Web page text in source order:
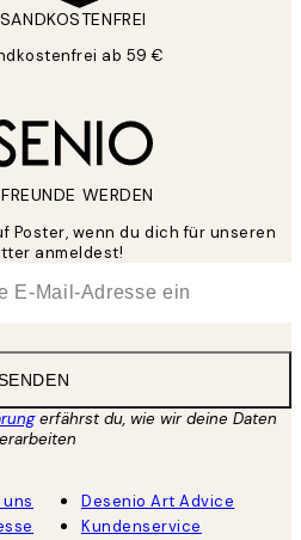
ab 59 €
WERDEN
Poster, wenn du dich für unseren
anmeldest!
erfährst du, wie wir deine Daten
Desenio Art Advice
Kundenservice